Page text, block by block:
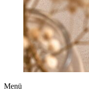
Menü